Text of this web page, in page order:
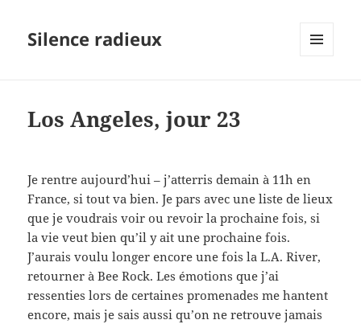
Silence radieux
Los Angeles, jour 23
Je rentre aujourd’hui – j’atterris demain à 11h en
France, si tout va bien. Je pars avec une liste de lieux
que je voudrais voir ou revoir la prochaine fois, si
la vie veut bien qu’il y ait une prochaine fois.
J’aurais voulu longer encore une fois la L.A. River,
retourner à Bee Rock. Les émotions que j’ai
ressenties lors de certaines promenades me hantent
encore, mais je sais aussi qu’on ne retrouve jamais